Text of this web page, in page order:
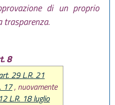
di un proprio
trasparenza.
8
29 L.R. 21
17, nuovamente
L.R. 18 luglio